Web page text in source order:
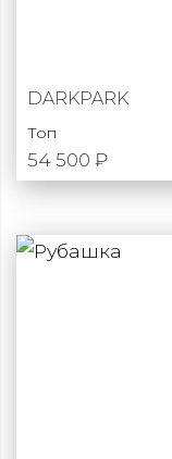
DARKPARK
Топ
54 500 ₽